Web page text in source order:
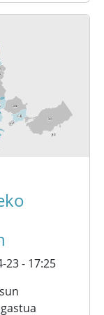
23 - 17:25